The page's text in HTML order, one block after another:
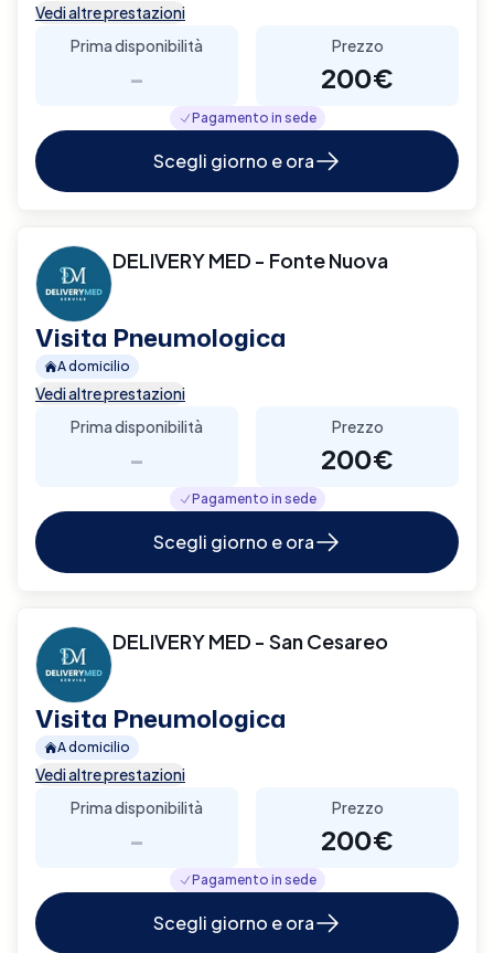
Vedi altre prestazioni
Prima disponibilità
-
Prezzo
200€
Pagamento in sede
Scegli giorno e ora
DELIVERY MED - Fonte Nuova
Visita Pneumologica
A domicilio
Vedi altre prestazioni
Prima disponibilità
-
Prezzo
200€
Pagamento in sede
Scegli giorno e ora
DELIVERY MED - San Cesareo
Visita Pneumologica
A domicilio
Vedi altre prestazioni
Prima disponibilità
-
Prezzo
200€
Pagamento in sede
Scegli giorno e ora